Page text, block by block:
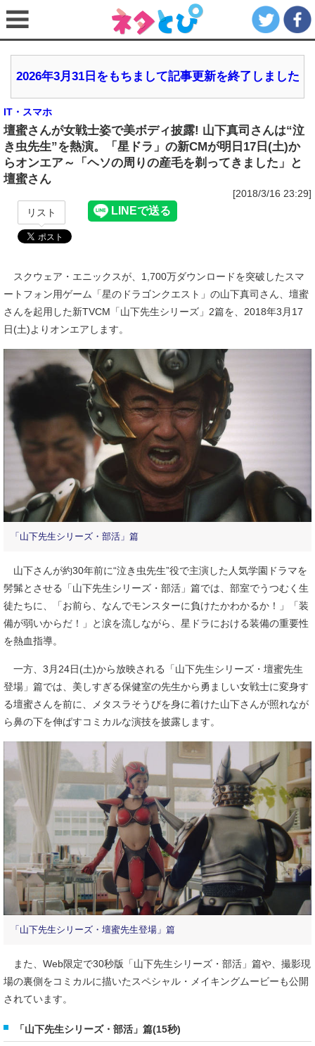
2026年3月31日をもちまして記事更新を終了しました
IT・スマホ
壇蜜さんが女戦士姿で美ボディ披露! 山下真司さんは“泣
き虫先生”を熱演。「星ドラ」の新CMが明日17日(土)か
らオンエア～「ヘソの周りの産毛を剃ってきました」と
壇蜜さん
[2018/3/16 23:29]
リスト
スクウェア・エニックスが、1,700万ダウンロードを突破したスマ
ートフォン用ゲーム「星のドラゴンクエスト」の山下真司さん、壇蜜
さんを起用した新TVCM「山下先生シリーズ」2篇を、2018年3月17
日(土)よりオンエアします。
「山下先生シリーズ・部活」篇
山下さんが約30年前に“泣き虫先生”役で主演した人気学園ドラマを
髣髴とさせる「山下先生シリーズ・部活」篇では、部室でうつむく生
徒たちに、「お前ら、なんでモンスターに負けたかわかるか！」「装
備が弱いからだ！」と涙を流しながら、星ドラにおける装備の重要性
を熱血指導。
一方、3月24日(土)から放映される「山下先生シリーズ・壇蜜先生
登場」篇では、美しすぎる保健室の先生から勇ましい女戦士に変身す
る壇蜜さんを前に、メタスラそうびを身に着けた山下さんが照れなが
ら鼻の下を伸ばすコミカルな演技を披露します。
「山下先生シリーズ・壇蜜先生登場」篇
また、Web限定で30秒版「山下先生シリーズ・部活」篇や、撮影現
場の裏側をコミカルに描いたスペシャル・メイキングムービーも公開
されています。
「山下先生シリーズ・部活」篇(15秒)